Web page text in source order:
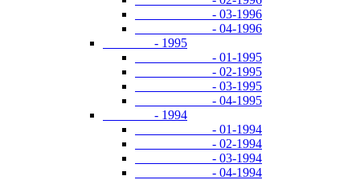
- 03-1996
- 04-1996
- 1995
- 01-1995
- 02-1995
- 03-1995
- 04-1995
- 1994
- 01-1994
- 02-1994
- 03-1994
- 04-1994